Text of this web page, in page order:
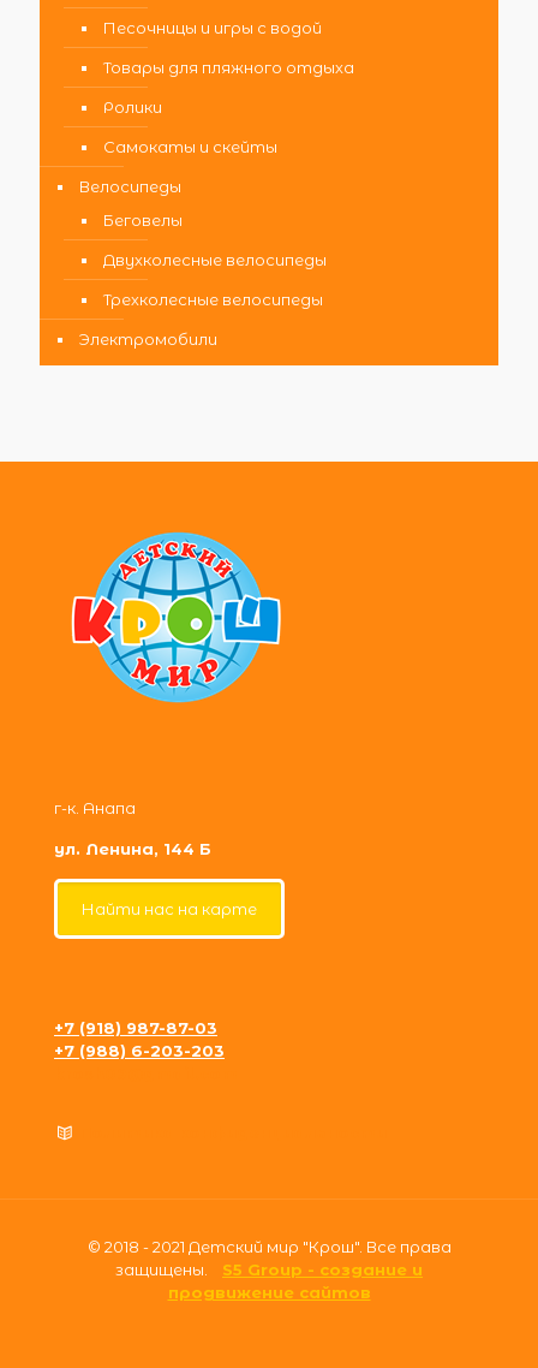
Песочницы и игры с водой
Товары для пляжного отдыха
Ролики
Самокаты и скейты
Велосипеды
Беговелы
Двухколесные велосипеды
Трехколесные велосипеды
Электромобили
г-к. Анапа
ул. Ленина, 144 Б
Найти нас на карте
+7 (918) 987-87-03
+7 (988) 6-203-203
© 2018 - 2021 Детский мир "Крош". Все права
защищены. S5 Group - создание и
продвижение сайтов